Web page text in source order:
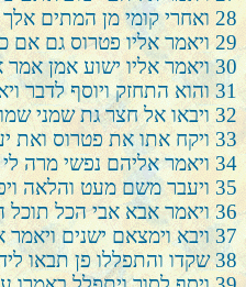
28 ואחרי קומי מן המתים אלך
29 ויאמר אליו פטרוס גם אם
30 ויאמר אליו ישוע אמן
31 והוא התחזק ויוסף לדבר
32 ויבאו אל חצר גת שמני
33 ויקח אתו את פטרוס ואת
34 ויאמר אליהם נפשי מרה
35 ויעבר משם מעט והלאה
36 ויאמר אבא אבי הכל
37 ויבא וימצאם ישנים
38 שקדו והתפללו פן תבאו